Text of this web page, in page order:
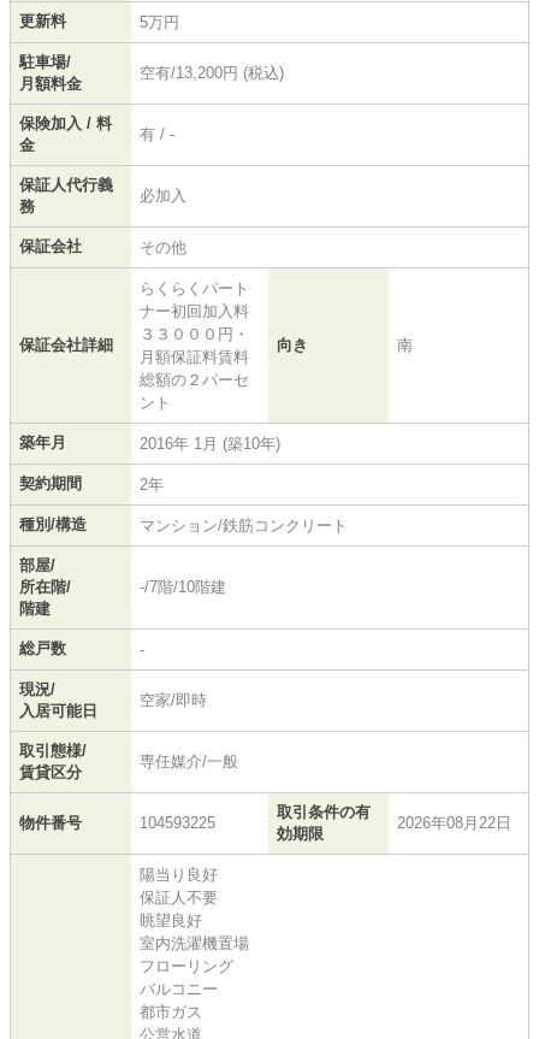
更新料 5万円
駐車場/
月額料金
空有/13,200円 (税込)
保険加入 / 料
金
有 / -
保証人代行義
務
必加入
保証会社 その他
保証会社詳細
らくらくパート
ナー初回加入料
３３０００円・
月額保証料賃料
総額の２パーセ
ント
向き 南
築年月 2016年 1月 (築10年)
契約期間 2年
種別/構造 マンション/鉄筋コンクリート
部屋/
所在階/
階建
-/7階/10階建
総戸数 -
現況/
入居可能日
空家/即時
取引態様/
賃貸区分
専任媒介/一般
物件番号 104593225
取引条件の有
効期限
2026年08月22日
陽当り良好
保証人不要
眺望良好
室内洗濯機置場
フローリング
バルコニー
都市ガス
公営水道